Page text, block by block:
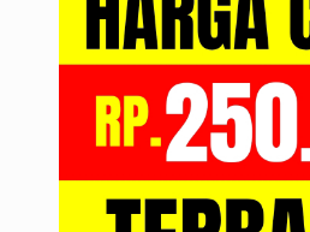
Sitemap